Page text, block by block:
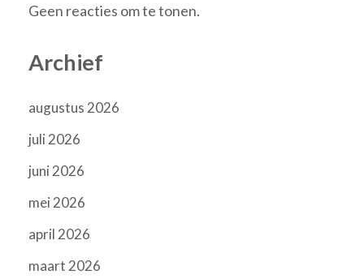
Geen reacties om te tonen.
Archief
augustus 2026
juli 2026
juni 2026
mei 2026
april 2026
maart 2026